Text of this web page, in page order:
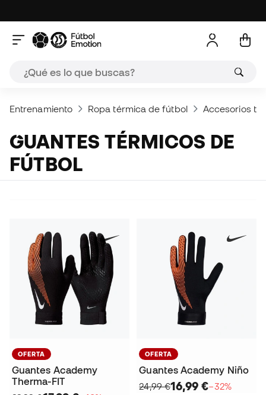
Entrenamiento Ropa térmica de fútbol Accesorios
GUANTES TÉRMICOS DE
FÚTBOL
OFERTA
Guantes Academy
Therma-FIT
OFERTA
Guantes Academy Niño
24,99 €16,99 €−32%